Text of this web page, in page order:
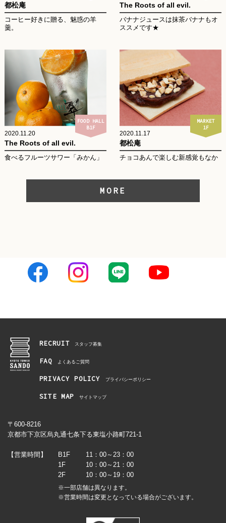
都松庵
コーヒー好きに贈る、魅惑の羊
羹。
The Roots of all evil.
バナナジュースは抹茶バナナもオ
ススメです★
FOOD HALL
B1F
2020.11.20
The Roots of all evil.
食べるフルーツサワー「みかん」
MARKET
1F
2020.11.17
都松庵
チョコあんで楽しむ新感覚もなか
MORE
RECRUIT スタッフ募集
FAQ よくあるご質問
PRIVACY POLICY プライバシーポリシー
SITE MAP サイトマップ
〒600-8216
京都市下京区烏丸通七条下る東塩小路町721-1
【営業時間】 B1F
11：00～23：00
1F
10：00～21：00
2F
10：00～19：00
※一部店舗は異なります。
※営業時間は変更となっている場合がございます。